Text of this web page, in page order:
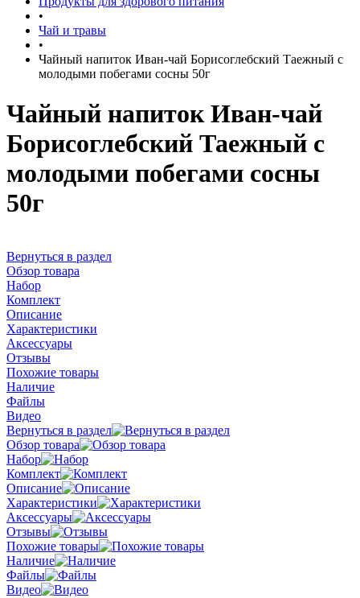
•
Чай и травы
•
Чайный напиток Иван-чай Борисоглебский Таежный с
молодыми побегами сосны 50г
Чайный напиток Иван-чай
Борисоглебский Таежный с
молодыми побегами сосны
50г
Вернуться в раздел
Обзор товара
Набор
Комплект
Описание
Характеристики
Аксессуары
Отзывы
Похожие товары
Наличие
Файлы
Видео
Вернуться в раздел
Обзор товара
Набор
Комплект
Описание
Характеристики
Аксессуары
Отзывы
Похожие товары
Наличие
Файлы
Видео